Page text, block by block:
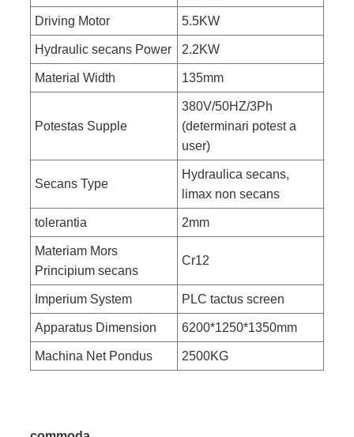
Driving Motor 5.5KW
Hydraulic secans Power 2.2KW
Material Width 135mm
Potestas Supple
380V/50HZ/3Ph
(determinari potest a
user)
Secans Type
Hydraulica secans,
limax non secans
tolerantia 2mm
Materiam Mors
Principium secans
Cr12
Imperium System PLC tactus screen
Apparatus Dimension 6200*1250*1350mm
Machina Net Pondus 2500KG